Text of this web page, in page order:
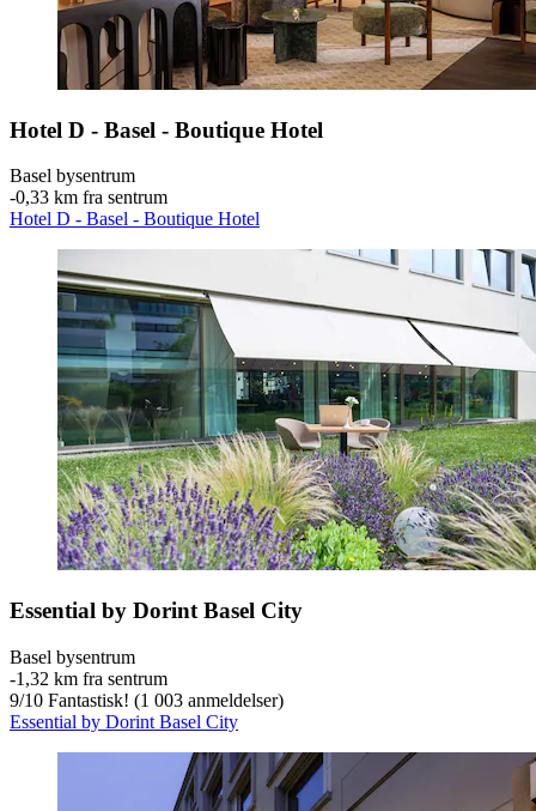
Hotel D - Basel - Boutique Hotel
Basel bysentrum
‐0,33 km fra sentrum
Hotel D - Basel - Boutique Hotel
Essential by Dorint Basel City
Basel bysentrum
‐1,32 km fra sentrum
9/10 Fantastisk! (1 003 anmeldelser)
Essential by Dorint Basel City